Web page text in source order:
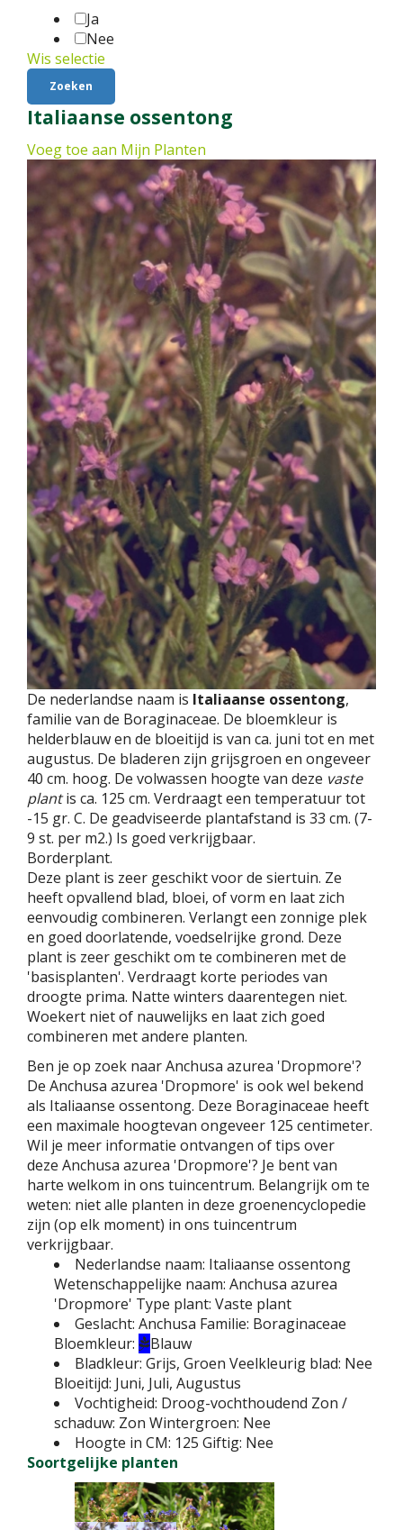
Ja
Nee
Wis selectie
Italiaanse ossentong
Voeg toe aan Mijn Planten
De nederlandse naam is Italiaanse ossentong,
familie van de Boraginaceae. De bloemkleur is
helderblauw en de bloeitijd is van ca. juni tot en met
augustus. De bladeren zijn grijsgroen en ongeveer
40 cm. hoog. De volwassen hoogte van deze vaste
plantis ca. 125 cm. Verdraagt een temperatuur tot
-15 gr. C. De geadviseerde plantafstand is 33 cm. (7-
9 st. per m2.) Is goed verkrijgbaar.
Borderplant.
Deze plant is zeer geschikt voor de siertuin. Ze
heeft opvallend blad, bloei, of vorm en laat zich
eenvoudig combineren. Verlangt een zonnige plek
en goed doorlatende, voedselrijke grond. Deze
plant is zeer geschikt om te combineren met de
'basisplanten'. Verdraagt korte periodes van
droogte prima. Natte winters daarentegen niet.
Woekert niet of nauwelijks en laat zich goed
combineren met andere planten.
Ben je op zoek naar Anchusa azurea 'Dropmore'?
De Anchusa azurea 'Dropmore' is ook wel bekend
als Italiaanse ossentong. Deze Boraginaceae heeft
een maximale hoogtevan ongeveer 125 centimeter.
Wil je meer informatie ontvangen of tips over
deze Anchusa azurea 'Dropmore'? Je bent van
harte welkom in ons tuincentrum. Belangrijk om te
weten: niet alle planten in deze groenencyclopedie
zijn (op elk moment) in ons tuincentrum
verkrijgbaar.
Nederlandse naam: Italiaanse ossentong
Wetenschappelijke naam: Anchusa azurea
'Dropmore' Type plant: Vaste plant
Geslacht: Anchusa Familie: Boraginaceae
Bloemkleur:
Blauw
Bladkleur: Grijs, Groen Veelkleurig blad: Nee
Bloeitijd: Juni, Juli, Augustus
Vochtigheid: Droog-vochthoudend Zon /
schaduw: Zon Wintergroen: Nee
Hoogte in CM: 125 Giftig: Nee
Soortgelijke planten